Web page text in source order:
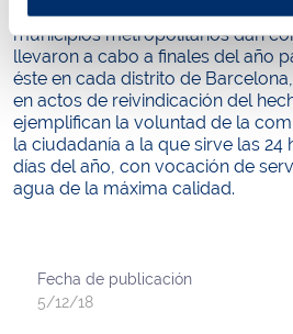
Las presentaciones de estos
municipios metropolitanos dan
llevaron a cabo a finales del año
éste en cada distrito de
en actos de reivindicación del
ejemplifican la voluntad de la
la ciudadanía a la que sirve las 24
días del año, con vocación de
agua de la máxima calidad.
Fecha de publicación
5/12/18